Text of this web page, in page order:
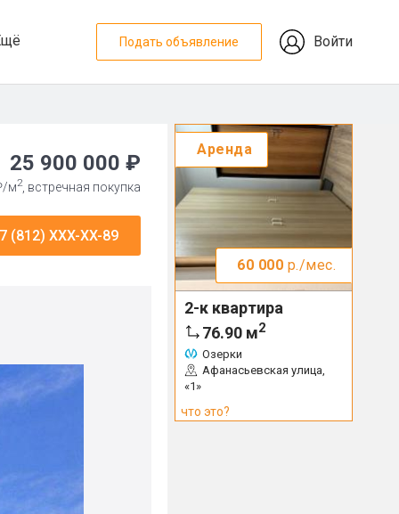
Подать объявление Войти
25 900 000 ₽
м2, встречная покупка
(812) XXX-XX-89
Аренда
60 000 р./мес.
2-к квартира
76.90 м2
Озерки
Афанасьевская улица,
«1»
что это?